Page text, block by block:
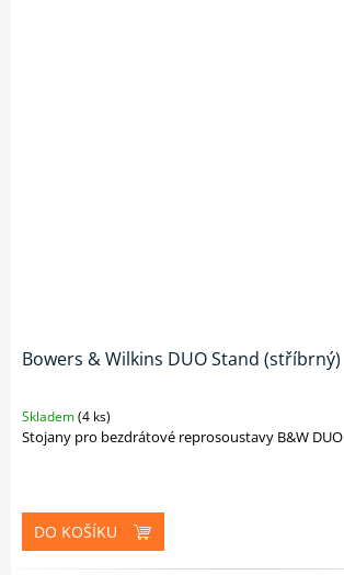
Bowers & Wilkins DUO Stand (stříbrný)
Skladem(4 ks)
DO KOŠÍKU
Stojany pro bezdrátové reprosoustavy B&W DUO